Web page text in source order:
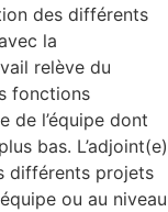
des différents
la
relève du
fonctions
de l’équipe dont
bas. L’adjoint(e)
différents projets
ou au niveau